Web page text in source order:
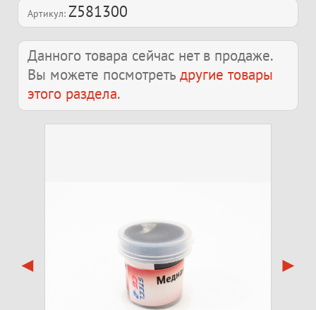
Артикул: Z581300
Данного товара сейчас нет в продаже.
Вы можете посмотреть другие товары
этого раздела.